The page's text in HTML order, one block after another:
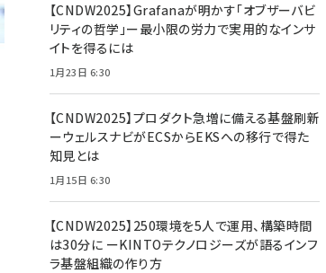
【CNDW2025】Grafanaが明かす「オブザーバビ
リティの哲学」ー最小限の労力で実用的なインサ
イトを得るには
1月23日 6:30
【CNDW2025】プロダクト急増に備える基盤刷新
ーウェルスナビがECSからEKSへの移行で得た
知見とは
1月15日 6:30
【CNDW2025】250環境を5人で運用、構築時間
は30分に ーKINTOテクノロジーズが語るインフ
ラ基盤組織の作り方